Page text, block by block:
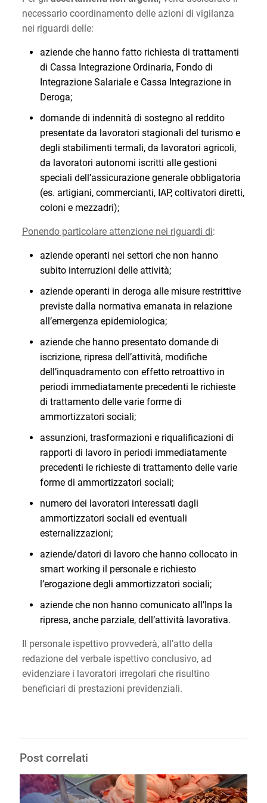
necessario coordinamento delle azioni di vigilanza
nei riguardi delle:
aziende che hanno fatto richiesta di trattamenti
di Cassa Integrazione Ordinaria, Fondo di
Integrazione Salariale e Cassa Integrazione in
Deroga;
domande di indennità di sostegno al reddito
presentate da lavoratori stagionali del turismo e
degli stabilimenti termali, da lavoratori agricoli,
da lavoratori autonomi iscritti alle gestioni
speciali dell’assicurazione generale obbligatoria
(es. artigiani, commercianti, IAP, coltivatori diretti,
coloni e mezzadri);
Ponendo particolare attenzione nei riguardi di:
aziende operanti nei settori che non hanno
subito interruzioni delle attività;
aziende operanti in deroga alle misure restrittive
previste dalla normativa emanata in relazione
all’emergenza epidemiologica;
aziende che hanno presentato domande di
iscrizione, ripresa dell’attività, modifiche
dell’inquadramento con effetto retroattivo in
periodi immediatamente precedenti le richieste
di trattamento delle varie forme di
ammortizzatori sociali;
assunzioni, trasformazioni e riqualificazioni di
rapporti di lavoro in periodi immediatamente
precedenti le richieste di trattamento delle varie
forme di ammortizzatori sociali;
numero dei lavoratori interessati dagli
ammortizzatori sociali ed eventuali
esternalizzazioni;
aziende/datori di lavoro che hanno collocato in
smart working il personale e richiesto
l’erogazione degli ammortizzatori sociali;
aziende che non hanno comunicato all’Inps la
ripresa, anche parziale, dell’attività lavorativa.
Il personale ispettivo provvederà, all’atto della
redazione del verbale ispettivo conclusivo, ad
evidenziare i lavoratori irregolari che risultino
beneficiari di prestazioni previdenziali.
Post correlati